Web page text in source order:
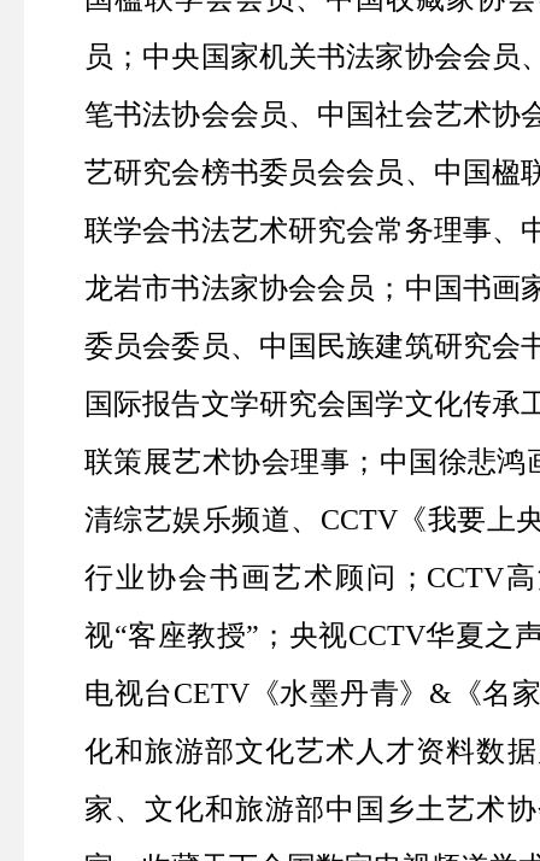
员；中央国家机关书法家协会会员
笔书法协会会员、中国社会艺术协
艺研究会榜书委员会会员、中国楹
联学会书法艺术研究会常务理事、
龙岩市书法家协会会员；中国书画
委员会委员、中国民族建筑研究会
国际报告文学研究会国学文化传承
联策展艺术协会理事；中国徐悲鸿
清综艺娱乐频道、 CCTV《我要上
行业协会书画艺术顾问； CCTV
视“客座教授”；央视CCTV华夏之
电视台CETV《水墨丹青》&《名
化和旅游部文化艺术人才资料数
家、文化和旅游部中国乡土艺术